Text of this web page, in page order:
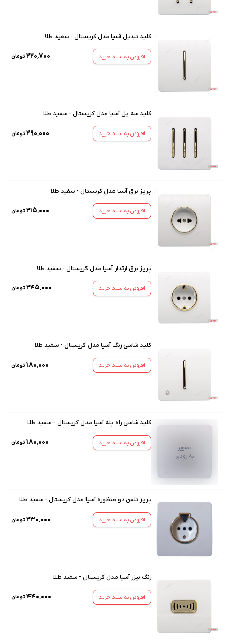
کلید تبدیل آسیا مدل کریستال - سفید طلا
افزودن به سبد خرید ۲۲۰٬۷۰۰ تومان
کلید سه پل آسیا مدل کریستال - سفید طلا
افزودن به سبد خرید ۲۹۰٬۰۰۰ تومان
پریز برق آسیا مدل کریستال - سفید طلا
افزودن به سبد خرید ۲۱۵٬۰۰۰ تومان
پریز برق ارتدار آسیا مدل کریستال - سفید طلا
افزودن به سبد خرید ۲۴۵٬۰۰۰ تومان
کلید شاسی زنگ آسیا مدل کریستال - سفید طلا
افزودن به سبد خرید ۱۸۰٬۰۰۰ تومان
تصویر
به زودی
کلید شاسی راه پله آسیا مدل کریستال - سفید طلا
افزودن به سبد خرید ۱۸۰٬۰۰۰ تومان
پریز تلفن دو منظوره آسیا مدل کریستال - سفید طلا
افزودن به سبد خرید ۲۳۰٬۰۰۰ تومان
زنگ بیزر آسیا مدل کریستال - سفید طلا
افزودن به سبد خرید ۴۴۰٬۰۰۰ تومان